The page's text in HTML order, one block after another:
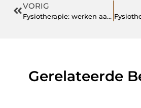
VORIG
Fysiotherapie: werken aan een lichaam dat soepel en sterk blijft
Gerelateerde